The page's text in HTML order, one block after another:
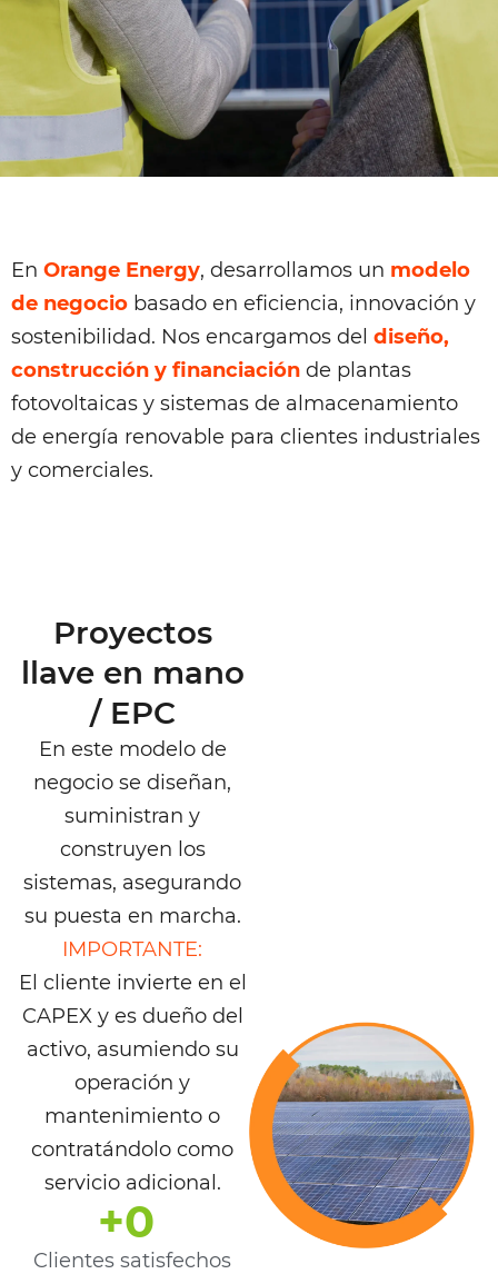
En Orange Energy, desarrollamos un modelo
de negocio basado en eficiencia, innovación y
sostenibilidad. Nos encargamos del diseño,
construcción y financiación de plantas
fotovoltaicas y sistemas de almacenamiento
de energía renovable para clientes industriales
y comerciales.
Proyectos
llave en mano
/ EPC
En este modelo de
negocio se diseñan,
suministran y
construyen los
sistemas, asegurando
su puesta en marcha.
IMPORTANTE:
El cliente invierte en el
CAPEX y es dueño del
activo, asumiendo su
operación y
mantenimiento o
contratándolo como
servicio adicional.
Clientes satisfechos
+0